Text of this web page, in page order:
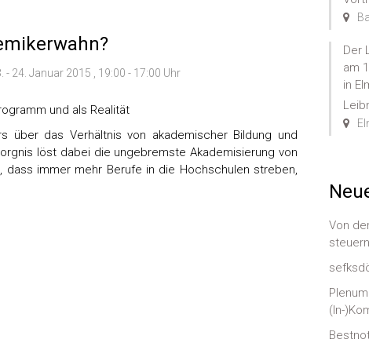
- 24. Januar 2015 , 19:00 - 17:00 Uhr
und als Realität
über das Verhältnis von akademischer Bildung und
löst dabei die ungebremste Akademisierung von
immer mehr Berufe in die Hochschulen streben,
Der
am
in
Von
(In-